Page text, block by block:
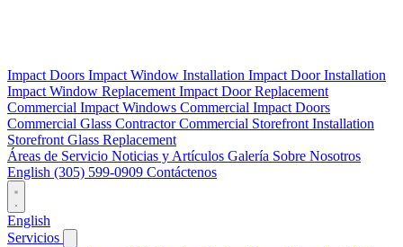
Impact Doors Impact Window Installation Impact Door Installation
Impact Window Replacement Impact Door Replacement
Commercial Impact Windows Commercial Impact Doors
Commercial Glass ContractorCommercial Storefront Installation
Storefront Glass Replacement
Áreas de Servicio Noticias y Artículos Galería Sobre Nosotros
English (305) 599-0909 Contáctenos
English
Servicios